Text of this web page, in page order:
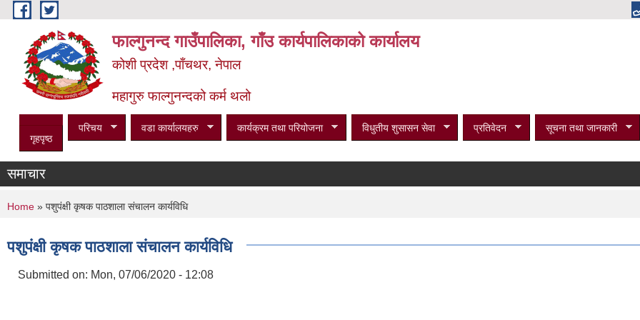
Skip to main content
फाल्गुनन्द गाउँपालिका, गाँउ कार्यपालिकाको कार्यालय
कोशी प्रदेश ,पाँचथर, नेपाल
महागुरु फाल्गुनन्दको कर्म थलो
गृहपृष्ठ
परिचय वडा कार्यालयहरु कार्यक्रम तथा परियोजना विधुतीय शुसासन सेवा प्रतिवेदन सूचना तथा जानकारी
समाचार
You are here
Home » पशुपंक्षी कृषक पाठशाला संचालन कार्यविधि
पशुपंक्षी कृषक पाठशाला संचालन कार्यविधि
Submitted on: Mon, 07/06/2020 - 12:08